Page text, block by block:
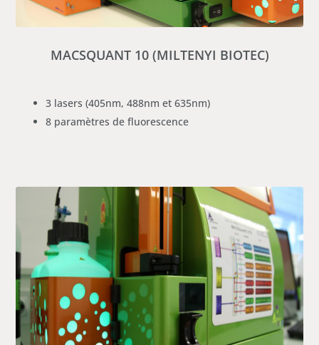
MACSQUANT 10 (MILTENYI BIOTEC)
3 lasers (405nm, 488nm et 635nm)
8 paramètres de fluorescence